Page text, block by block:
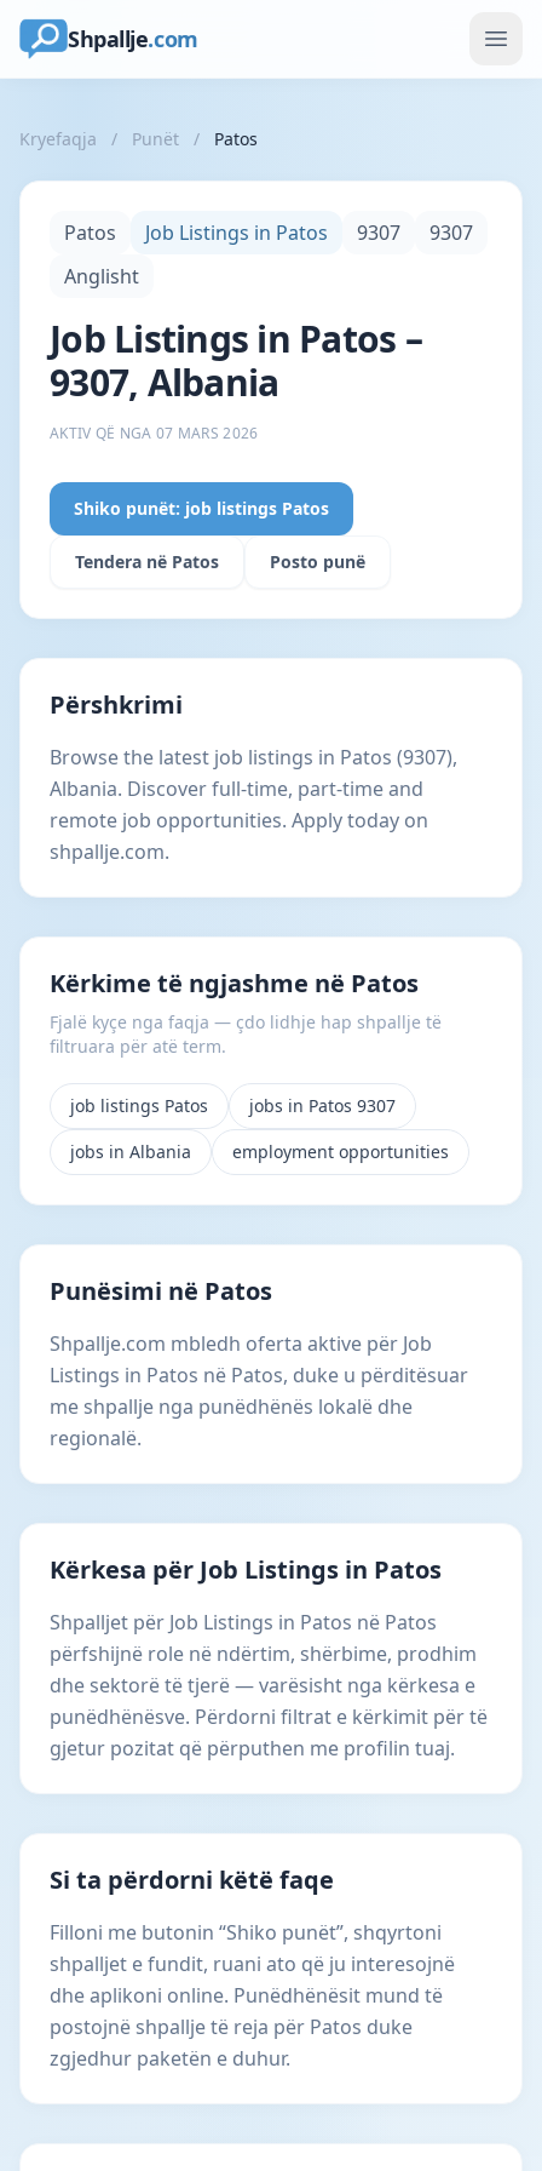
Shpallje.com
Kryefaqja / Punët / Patos
Patos Job Listings in Patos 9307
9307
Anglisht
Job Listings in Patos –
9307, Albania
AKTIV QË NGA 07 MARS 2026
Shiko punët: job listings Patos
Tendera në Patos Posto punë
Përshkrimi
Browse the latest job listings in Patos (9307),
Albania. Discover full-time, part-time and
remote job opportunities. Apply today on
shpallje.com.
Kërkime të ngjashme në Patos
Fjalë kyçe nga faqja — çdo lidhje hap shpallje të
filtruara për atë term.
job listings Patos
jobs in Patos 9307
jobs in Albania
employment opportunities
Punësimi në Patos
Shpallje.com mbledh oferta aktive për Job
Listings in Patos në Patos, duke u përditësuar
me shpallje nga punëdhënës lokalë dhe
regionalë.
Kërkesa për Job Listings in Patos
Shpalljet për Job Listings in Patos në Patos
përfshijnë role në ndërtim, shërbime, prodhim
dhe sektorë të tjerë — varësisht nga kërkesa e
punëdhënësve. Përdorni filtrat e kërkimit për të
gjetur pozitat që përputhen me profilin tuaj.
Si ta përdorni këtë faqe
Filloni me butonin “Shiko punët”, shqyrtoni
shpalljet e fundit, ruani ato që ju interesojnë
dhe aplikoni online. Punëdhënësit mund të
postojnë shpallje të reja për Patos duke
zgjedhur paketën e duhur.